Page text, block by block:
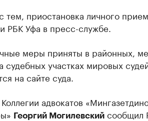
тем, приостановка личного
РБК Уфа в пресс-службе.
меры приняты в районных,
судебных участках мировых
на сайте суда.
адвокатов
Георгий Могилевскийсообщил